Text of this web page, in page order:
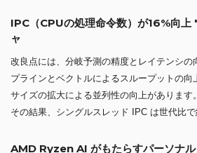
IPC（CPUの処理命令数）が16%向
ャ
改良点には、分岐予測の精度とレイテンシの
プラインとベクトルによるスループットの向
サイズの拡大による並列性の向上があります。
その結果、シングルスレッド IPC は世代比で
AMD Ryzen AI がもたらすパーソナ